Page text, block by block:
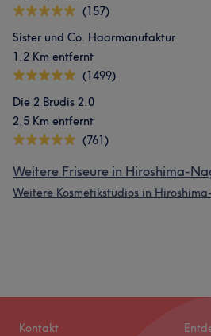
(157)
Sister und Co. Haarmanufaktur
1,2 Km entfernt
(1499)
Die 2 Brudis 2.0
2,5 Km entfernt
(761)
Weitere Friseure in Hiroshima-
Weitere Kosmetikstudios in
Kontakt